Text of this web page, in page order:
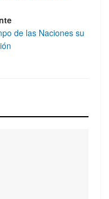
de las Naciones su